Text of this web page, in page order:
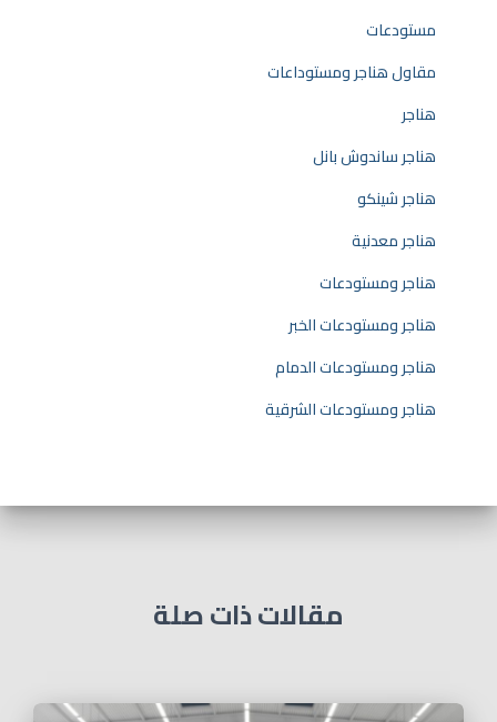
مستودعات
مقاول هناجر ومستوداعات
هناجر
هناجر ساندوش بانل
هناجر شينكو
هناجر معدنية
هناجر ومستودعات
هناجر ومستودعات الخبر
هناجر ومستودعات الدمام
هناجر ومستودعات الشرقية
مقالات ذات صلة